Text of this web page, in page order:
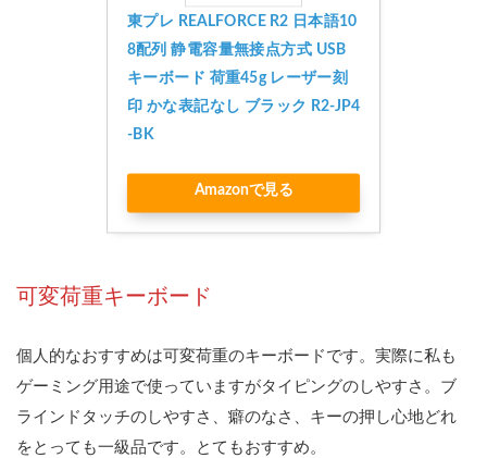
東プレ REALFORCE R2 日本語10
8配列 静電容量無接点方式 USB
キーボード 荷重45g レーザー刻
印 かな表記なし ブラック R2-JP4
-BK
Amazonで見る
可変荷重キーボード
個人的なおすすめは可変荷重のキーボードです。実際に私も
ゲーミング用途で使っていますがタイピングのしやすさ。ブ
ラインドタッチのしやすさ、癖のなさ、キーの押し心地どれ
をとっても一級品です。とてもおすすめ。